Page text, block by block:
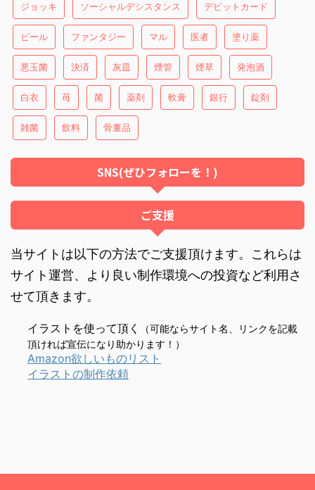
ジョッキ ソーシャルデシスタンス デビットカード
ビール ファンタジー マル 医者 塗り薬
悪玉菌 決済 灰皿 煙管 煙草 発泡酒
白衣 苺 菌 薬剤 軟膏 銀行 錠剤
雑菌 飲料 骨董品
SNS(ぜひフォローを！)
ご支援
当サイトは以下の方法でご支援頂けます。これらは
サイト運営、より良い制作環境への投資など利用さ
せて頂きます。
イラストを使って頂く
（可能ならサイト名、リンクを記載
頂ければ宣伝になり助かります！）
Amazon欲しいものリスト
イラストの制作依頼